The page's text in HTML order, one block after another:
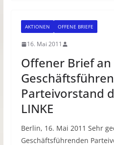
AKTIONEN OFFENE BRIEFE
16. Mai 2011
Offener Brief an
Parteivorstand
LINKE
Berlin, 16. Mai 2011 Sehr
Geschäftsführenden